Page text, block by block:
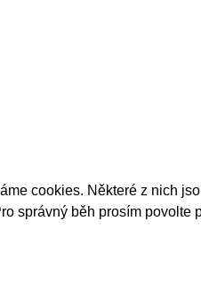
cookies. Některé z nich
správný běh prosím povolte